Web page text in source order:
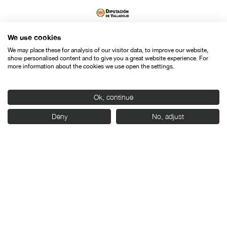
We use cookies
We may place these for analysis of our visitor data, to improve our website,
show personalised content and to give you a great website experience. For
more information about the cookies we use open the settings.
Ok, continue
Deny No, adjust